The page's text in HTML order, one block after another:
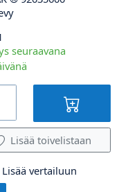
seuraavana
Lisää toivelistaan
Lisää vertailuun